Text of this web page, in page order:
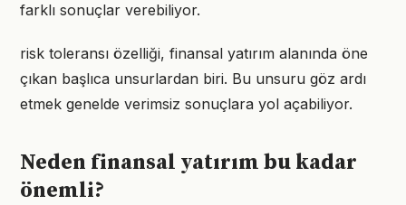
farklı sonuçlar verebiliyor.
risk toleransı özelliği, finansal yatırım alanında öne
çıkan başlıca unsurlardan biri. Bu unsuru göz ardı
etmek genelde verimsiz sonuçlara yol açabiliyor.
Neden finansal yatırım bu kadar
önemli?